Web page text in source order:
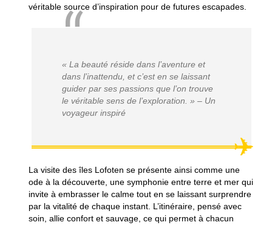
véritable source d’inspiration pour de futures escapades.
« La beauté réside dans l’aventure et
dans l’inattendu, et c’est en se laissant
guider par ses passions que l’on trouve
le véritable sens de l’exploration. » – Un
voyageur inspiré
La visite des îles Lofoten se présente ainsi comme une
ode à la découverte, une symphonie entre terre et mer qui
invite à embrasser le calme tout en se laissant surprendre
par la vitalité de chaque instant. L’itinéraire, pensé avec
soin, allie confort et sauvage, ce qui permet à chacun